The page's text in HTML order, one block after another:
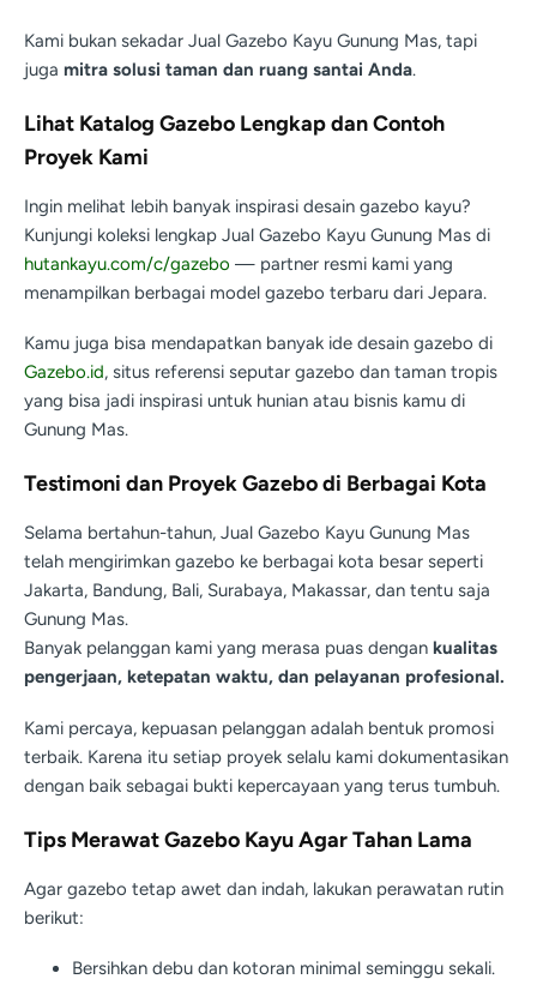
Kami bukan sekadar Jual Gazebo Kayu Gunung Mas, tapi
juga mitra solusi taman dan ruang santai Anda.
Lihat Katalog Gazebo Lengkap dan Contoh
Proyek Kami
Ingin melihat lebih banyak inspirasi desain gazebo kayu?
Kunjungi koleksi lengkap Jual Gazebo Kayu Gunung Mas di
hutankayu.com/c/gazebo — partner resmi kami yang
menampilkan berbagai model gazebo terbaru dari Jepara.
Kamu juga bisa mendapatkan banyak ide desain gazebo di
Gazebo.id, situs referensi seputar gazebo dan taman tropis
yang bisa jadi inspirasi untuk hunian atau bisnis kamu di
Gunung Mas.
Testimoni dan Proyek Gazebo di Berbagai Kota
Selama bertahun-tahun, Jual Gazebo Kayu Gunung Mas
telah mengirimkan gazebo ke berbagai kota besar seperti
Jakarta, Bandung, Bali, Surabaya, Makassar, dan tentu saja
Gunung Mas.
Banyak pelanggan kami yang merasa puas dengan kualitas
pengerjaan, ketepatan waktu, dan pelayanan profesional.
Kami percaya, kepuasan pelanggan adalah bentuk promosi
terbaik. Karena itu setiap proyek selalu kami dokumentasikan
dengan baik sebagai bukti kepercayaan yang terus tumbuh.
Tips Merawat Gazebo Kayu Agar Tahan Lama
Agar gazebo tetap awet dan indah, lakukan perawatan rutin
berikut:
Bersihkan debu dan kotoran minimal seminggu sekali.